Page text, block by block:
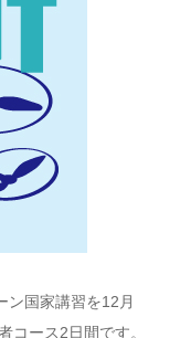
ン国家講習を12月
コース2日間です。